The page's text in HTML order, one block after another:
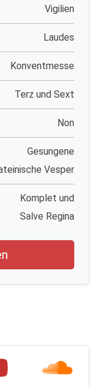
Vigilien
Laudes
Konventmesse
Terz und Sext
Non
Gesungene
Vesper
Komplet und
Salve Regina